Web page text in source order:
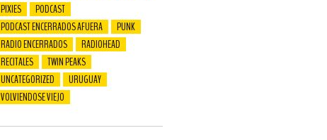
PIXIES
PODCAST
PODCAST ENCERRADOS AFUERA
PUNK
RADIO ENCERRADOS
RADIOHEAD
RECITALES
TWIN PEAKS
UNCATEGORIZED
URUGUAY
VOLVIENDOSE VIEJO